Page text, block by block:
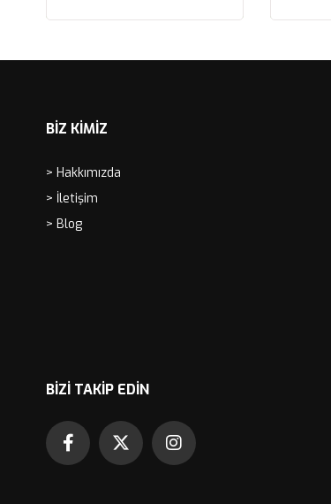
BİZ KİMİZ
> Hakkımızda
> İletişim
> Blog
BIZI TAKIP EDIN